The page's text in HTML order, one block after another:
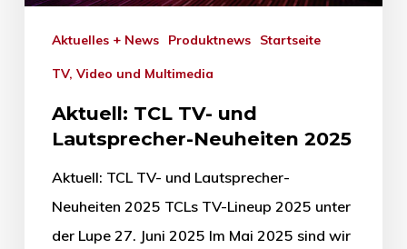
Aktuelles + News Produktnews Startseite
TV, Video und Multimedia
Aktuell: TCL TV- und
Lautsprecher-Neuheiten 2025
Aktuell: TCL TV- und Lautsprecher-
Neuheiten 2025 TCLs TV-Lineup 2025 unter
der Lupe 27. Juni 2025 Im Mai 2025 sind wir